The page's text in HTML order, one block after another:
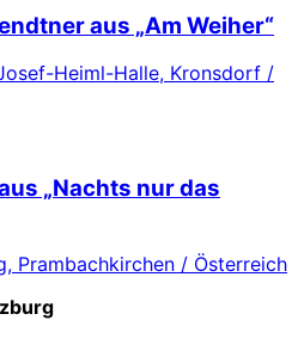
aus „Am Weiher“
Heiml-Halle, Kronsdorf /
„Nachts nur das
Prambachkirchen / Österreich